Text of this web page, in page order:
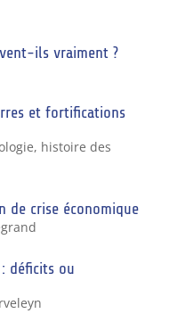
ils vraiment ?
et fortifications
histoire des
de crise économique
déficits ou